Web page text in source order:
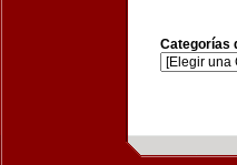
Categorías